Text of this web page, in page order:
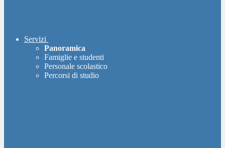
Servizi
Panoramica
Famiglie e studenti
Personale scolastico
Percorsi di studio